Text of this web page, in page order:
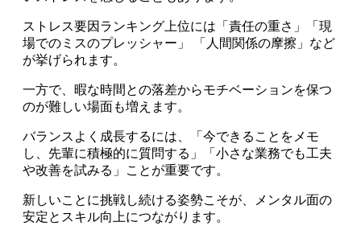
ストレス要因ランキング上位には「責任の重さ」「現
場でのミスのプレッシャー」 「人間関係の摩擦」など
が挙げられます。
一方で、暇な時間との落差からモチベーションを保つ
のが難しい場面も増えます。
バランスよく成長するには、「今できることをメモ
し、先輩に積極的に質問する」「小さな業務でも工夫
や改善を試みる」ことが重要です。
新しいことに挑戦し続ける姿勢こそが、メンタル面の
安定とスキル向上につながります。